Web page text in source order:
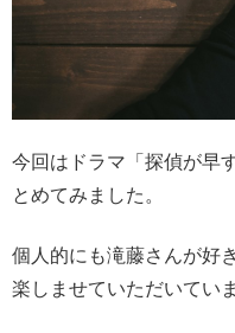
今回はドラマ「探偵が早
とめてみました。
個人的にも滝藤さんが好
楽しませていただいていま